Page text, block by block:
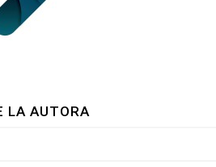
LA AUTORA